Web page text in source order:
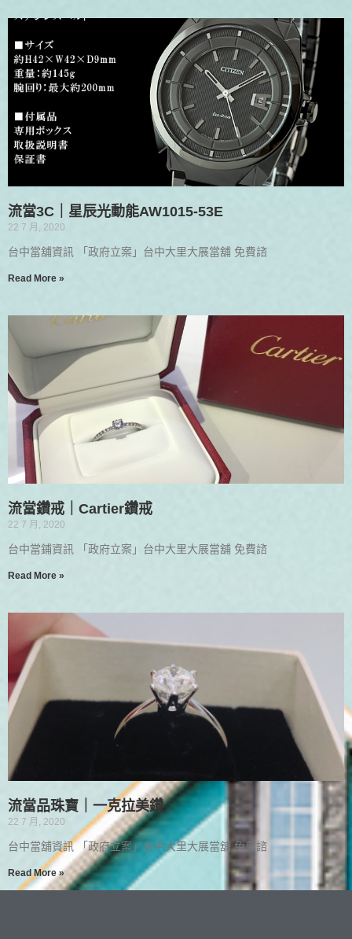
流當3C｜星辰光動能AW1015-53E
22 7 月, 2020
台中當舖資訊 「政府立案」台中大里大展當舖 免費諮
Read More »
流當鑽戒｜Cartier鑽戒
22 7 月, 2020
台中當鋪資訊 「政府立案」台中大里大展當舖 免費諮
Read More »
流當品珠寶｜一克拉美鑽
22 7 月, 2020
台中當舖資訊 「政府立案」台中大里大展當舖 免費諮
Read More »